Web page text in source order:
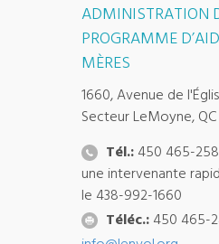
ADMINISTRATION
PROGRAMME
MÈRES
1660, Avenue de
Secteur LeMoyne, QC
Tél.: 450 465-
une intervenante
le 438-992-1660
Téléc.: 450 465-